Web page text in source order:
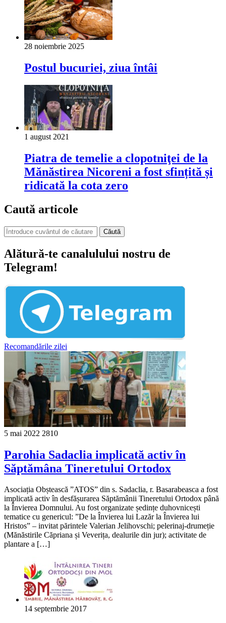
28 noiembrie 2025
Postul bucuriei, ziua întâi
1 august 2021
Piatra de temelie a clopotniţei de la
Mănăstirea Nicoreni a fost sfințită și
ridicată la cota zero
Caută articole
Căută
Alătură-te canalulului nostru de
Telegram!
Recomandările zilei
5 mai 2022 2810
Parohia Sadaclia implicată activ în
Săptămâna Tineretului Ortodox
Asociația Obștească ”ATOS” din s. Sadaclia, r. Basarabeasca a fost
implicată activ în desfășurarea Săptămânii Tineretului Ortodox până
la Învierea Domnului. Au fost organizate ședințe duhovnicești
tematice cu genericul: ”De la Învierea lui Lazăr la Învierea lui
Hristos” – invitat părintele Valerian Jelihovschi; pelerinaj-drumeție
(Mănăstirile Căpriana și Veverița, dealurile din jur); activitate de
plantare a […]
14 septembrie 2017